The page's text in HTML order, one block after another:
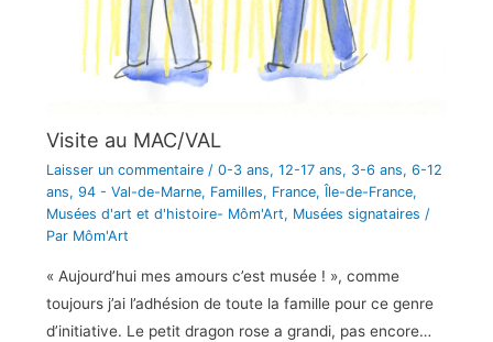
Visite au MAC/VAL
Laisser un commentaire / 0-3 ans, 12-17 ans, 3-6 ans, 6-12
ans, 94 - Val-de-Marne, Familles, France, Île-de-France,
Musées d'art et d'histoire- Môm'Art, Musées signataires /
Par Môm'Art
« Aujourd’hui mes amours c’est musée ! », comme
toujours j’ai l’adhésion de toute la famille pour ce genre
d’initiative. Le petit dragon rose a grandi, pas encore…